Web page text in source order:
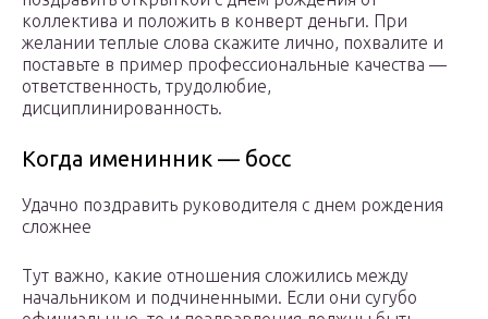
коллектива и положить в конверт деньги. При
желании теплые слова скажите лично, похвалите и
поставьте в пример профессиональные качества —
ответственность, трудолюбие,
дисциплинированность.
Когда именинник — босс
Удачно поздравить руководителя с днем рождения
сложнее
Тут важно, какие отношения сложились между
начальником и подчиненными. Если они сугубо